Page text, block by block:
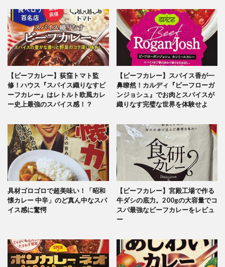
【ビーフカレー】荻窪トマト監
修！ハウス『スパイス織りなすビ
ーフカレー』はレトルト欧風カレ
ー史上最強のスパイス感！？
【ビーフカレー】スパイス香が一
鼻瞭然！カルディ『ビーフローガ
ンジョシュ』でお肉とスパイスが
織りなす完璧な世界を体験せよ
具材ゴロゴロで超美味い！「昭和
懐カレー 中辛」のど真ん中なスパ
イス感に驚愕
【ビーフカレー】宮殿工場で作る
牛ダシの底力。200gの大容量でコ
スパ最強なビーフカレーをレビュ
ー